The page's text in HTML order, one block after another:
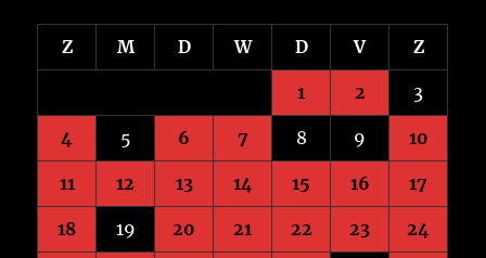
Z M D W D V Z
1 2 3
4 5 6 7 8 9 10
11 12 13 14 15 16 17
18 19 20 21 22 23 24